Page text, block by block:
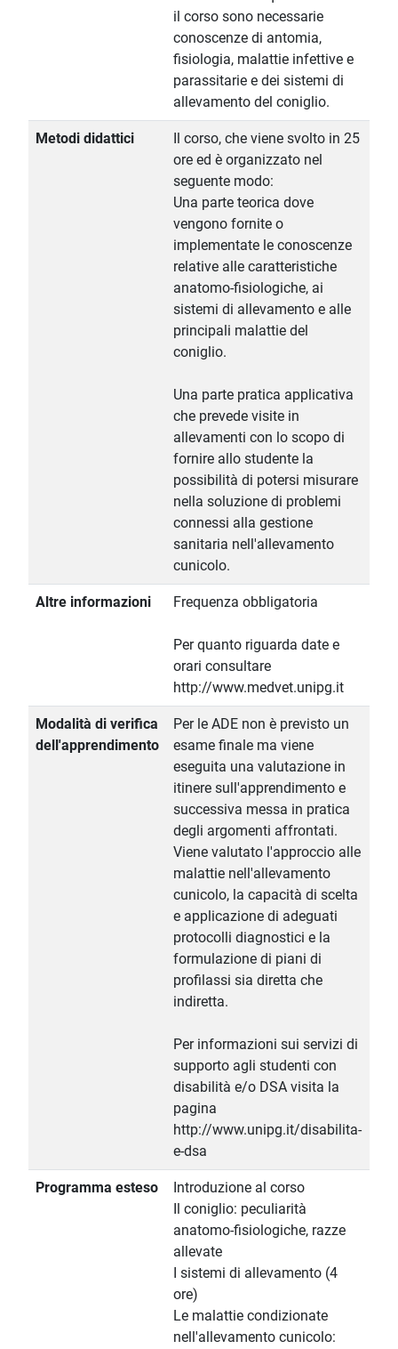
il corso sono necessarie
conoscenze di antomia,
fisiologia, malattie infettive e
parassitarie e dei sistemi di
allevamento del coniglio.
Metodi didattici
Il corso, che viene svolto in 25
ore ed è organizzato nel
seguente modo:
Una parte teorica dove
vengono fornite o
implementate le conoscenze
relative alle caratteristiche
anatomo-fisiologiche, ai
sistemi di allevamento e alle
principali malattie del
coniglio.
Una parte pratica applicativa
che prevede visite in
allevamenti con lo scopo di
fornire allo studente la
possibilità di potersi misurare
nella soluzione di problemi
connessi alla gestione
sanitaria nell'allevamento
cunicolo.
Altre informazioni Frequenza obbligatoria
Per quanto riguarda date e
orari consultare
http://www.medvet.unipg.it
Modalità di verifica
dell'apprendimento
Per le ADE non è previsto un
esame finale ma viene
eseguita una valutazione in
itinere sull'apprendimento e
successiva messa in pratica
degli argomenti affrontati.
Viene valutato l'approccio alle
malattie nell'allevamento
cunicolo, la capacità di scelta
e applicazione di adeguati
protocolli diagnostici e la
formulazione di piani di
profilassi sia diretta che
indiretta.
Per informazioni sui servizi di
supporto agli studenti con
disabilità e/o DSA visita la
pagina
http://www.unipg.it/disabilita-
e-dsa
Programma esteso
Introduzione al corso
Il coniglio: peculiarità
anatomo-fisiologiche, razze
allevate
I sistemi di allevamento (4
ore)
Le malattie condizionate
nell'allevamento cunicolo: